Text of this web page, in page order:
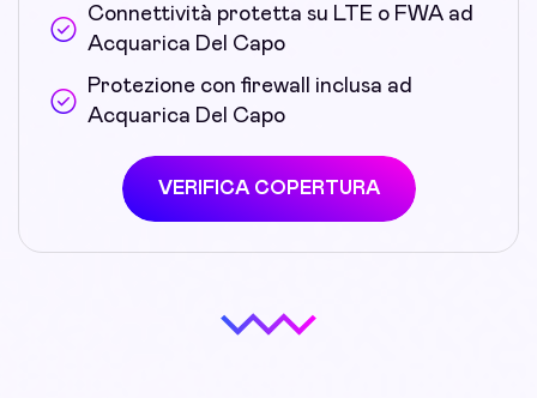
Connettività protetta su LTE o FWA ad
Acquarica Del Capo
Protezione con firewall inclusa ad
Acquarica Del Capo
VERIFICA COPERTURA